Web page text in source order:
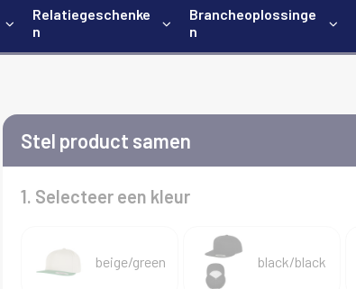
Relatiegeschenke
n
Brancheoplossinge
n
Stel product samen
1. Selecteer een kleur
beige/green black/black